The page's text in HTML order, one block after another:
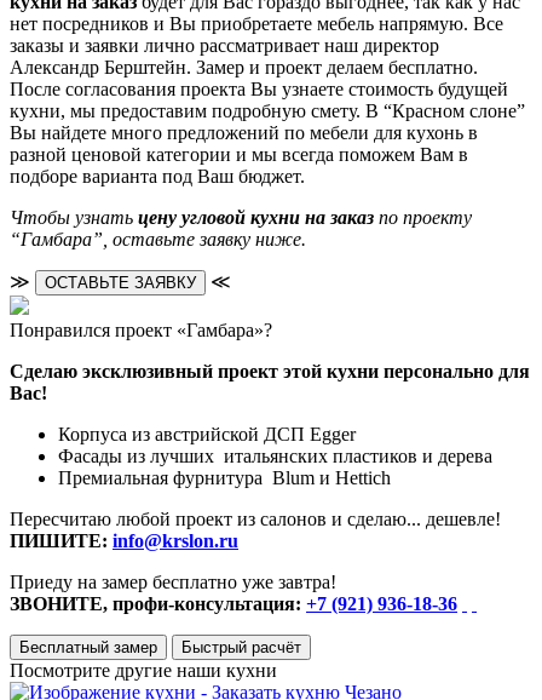
нет посредников и Вы приобретаете мебель напрямую. Все
заказы и заявки лично рассматривает наш директор
Александр Берштейн. Замер и проект делаем бесплатно.
После согласования проекта Вы узнаете стоимость будущей
кухни, мы предоставим подробную смету. В “Красном слоне”
Вы найдете много предложений по мебели для кухонь в
разной ценовой категории и мы всегда поможем Вам в
подборе варианта под Ваш бюджет.
Чтобы узнать цену угловой кухни на заказ по проекту
“Гамбара”, оставьте заявку ниже.
≫ ОСТАВЬТЕ ЗАЯВКУ ≪
Понравился проект «Гамбара»?
Сделаю эксклюзивный проект этой кухни персонально для
Вас!
Корпуса из австрийской ДСП Egger
Фасады из лучших итальянских пластиков и дерева
Премиальная фурнитура Blum и Hettich
Пересчитаю любой проект из салонов и сделаю... дешевле!
ПИШИТЕ: info@krslon.ru
Приеду на замер бесплатно уже завтра!
ЗВОНИТЕ, профи-консультация: +7 (921) 936-18-36
Бесплатный замер Быстрый расчёт
Посмотрите другие наши кухни